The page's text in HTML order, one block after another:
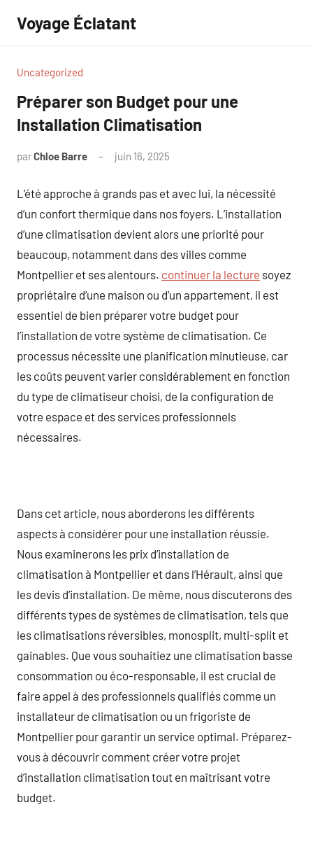
contenu
Voyage Éclatant
Uncategorized
Préparer son Budget pour une
Installation Climatisation
parChloe Barre juin 16, 2025
L’été approche à grands pas et avec lui, la nécessité
d’un confort thermique dans nos foyers. L’installation
d’une climatisation devient alors une priorité pour
beaucoup, notamment dans des villes comme
Montpellier et ses alentours. continuer la lecture soyez
propriétaire d’une maison ou d’un appartement, il est
essentiel de bien préparer votre budget pour
l’installation de votre système de climatisation. Ce
processus nécessite une planification minutieuse, car
les coûts peuvent varier considérablement en fonction
du type de climatiseur choisi, de la configuration de
votre espace et des services professionnels
nécessaires.
Dans cet article, nous aborderons les différents
aspects à considérer pour une installation réussie.
Nous examinerons les prix d’installation de
climatisation à Montpellier et dans l’Hérault, ainsi que
les devis d’installation. De même, nous discuterons des
différents types de systèmes de climatisation, tels que
les climatisations réversibles, monosplit, multi-split et
gainables. Que vous souhaitiez une climatisation basse
consommation ou éco-responsable, il est crucial de
faire appel à des professionnels qualifiés comme un
installateur de climatisation ou un frigoriste de
Montpellier pour garantir un service optimal. Préparez-
vous à découvrir comment créer votre projet
d’installation climatisation tout en maîtrisant votre
budget.